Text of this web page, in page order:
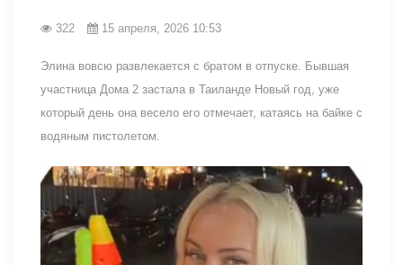
322 15 апреля, 2026 10:53
Элина вовсю развлекается с братом в отпуске. Бывшая
участница Дома 2 застала в Таиланде Новый год, уже
который день она весело его отмечает, катаясь на байке с
водяным пистолетом.